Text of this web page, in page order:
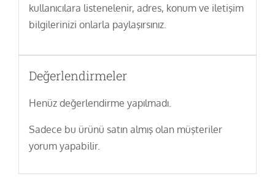
kullanıcılara listenelenir, adres, konum ve iletişim
bilgilerinizi onlarla paylaşırsınız.
Değerlendirmeler
Henüz değerlendirme yapılmadı.
Sadece bu ürünü satın almış olan müşteriler
yorum yapabilir.